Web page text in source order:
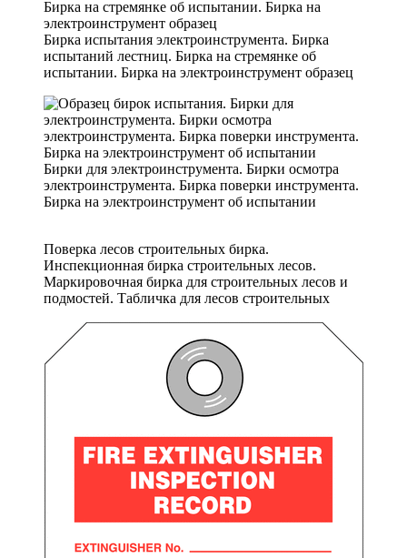
Бирка испытания электроинструмента. Бирка
испытаний лестниц. Бирка на стремянке об
испытании. Бирка на электроинструмент образец
Бирки для электроинструмента. Бирки осмотра
электроинструмента. Бирка поверки инструмента.
Бирка на электроинструмент об испытании
Поверка лесов строительных бирка.
Инспекционная бирка строительных лесов.
Маркировочная бирка для строительных лесов и
подмостей. Табличка для лесов строительных